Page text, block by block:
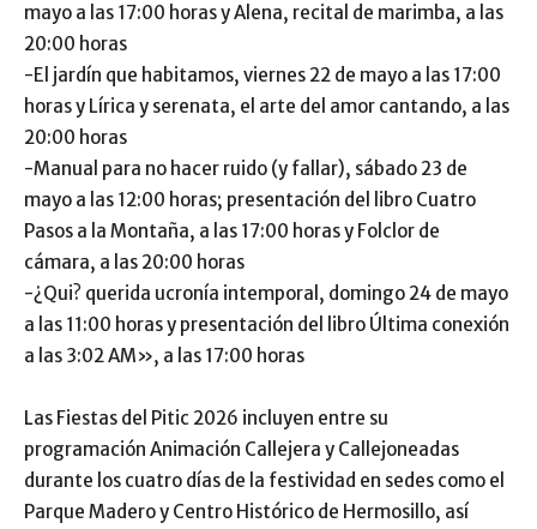
mayo a las 17:00 horas y Alena, recital de marimba, a las
20:00 horas
-El jardín que habitamos, viernes 22 de mayo a las 17:00
horas y Lírica y serenata, el arte del amor cantando, a las
20:00 horas
-Manual para no hacer ruido (y fallar), sábado 23 de
mayo a las 12:00 horas; presentación del libro Cuatro
Pasos a la Montaña, a las 17:00 horas y Folclor de
cámara, a las 20:00 horas
-¿Qui? querida ucronía intemporal, domingo 24 de mayo
a las 11:00 horas y presentación del libro Última conexión
a las 3:02 AM», a las 17:00 horas
Las Fiestas del Pitic 2026 incluyen entre su
programación Animación Callejera y Callejoneadas
durante los cuatro días de la festividad en sedes como el
Parque Madero y Centro Histórico de Hermosillo, así